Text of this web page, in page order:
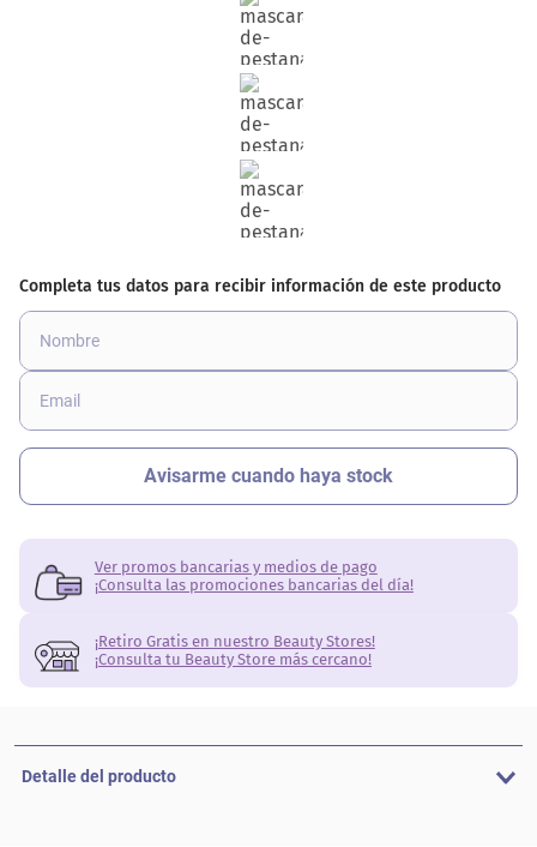
Ver promos bancarias y medios de pago
¡Consulta las promociones bancarias del día!
¡Retiro Gratis en nuestro Beauty Stores!
¡Consulta tu Beauty Store más cercano!
Detalle del producto